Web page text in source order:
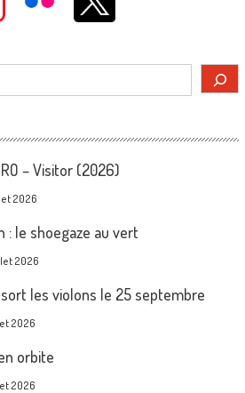
– Visitor (2026)
2026
: le shoegaze au vert
2026
les violons le 25 septembre
2026
orbite
2026